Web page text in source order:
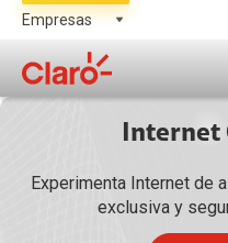
Internet
Experimenta Internet de
exclusiva y